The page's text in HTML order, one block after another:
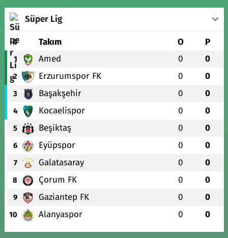
Süper Lig
# Takım O P
1 Amed 0 0
2 Erzurumspor FK 0 0
3 Başakşehir 0 0
4 Kocaelispor 0 0
5 Beşiktaş 0 0
6 Eyüpspor 0 0
7 Galatasaray 0 0
8 Çorum FK 0 0
9 Gaziantep FK 0 0
10 Alanyaspor 0 0